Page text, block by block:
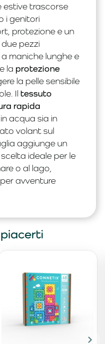
estive trascorse
i genitori
protezione e un
pezzi
maniche lunghe e
la protezione
la pelle sensibile
Iltessuto
rapida
acqua sia in
volant sul
aggiunge un
ideale per le
o al lago,
avventure